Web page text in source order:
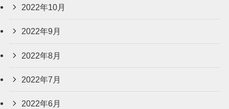
2022年10月
2022年9月
2022年8月
2022年7月
2022年6月